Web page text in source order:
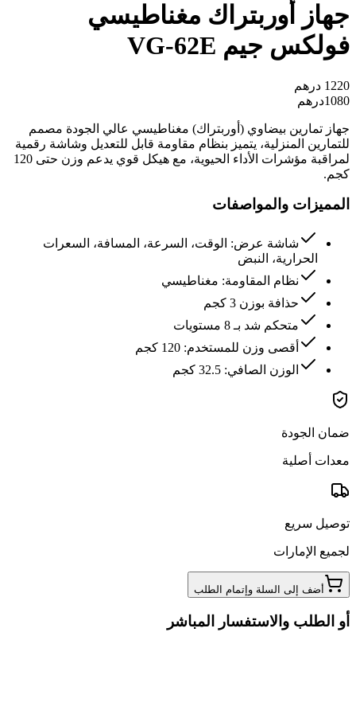
جهاز أوربتراك مغناطيسي
فولكس جيم VG-62E
1220 درهم
1080درهم
جهاز تمارين بيضاوي (أوربتراك) مغناطيسي عالي الجودة مصمم
للتمارين المنزلية، يتميز بنظام مقاومة قابل للتعديل وشاشة رقمية
لمراقبة مؤشرات الأداء الحيوية، مع هيكل قوي يدعم وزن حتى 120
كجم.
المميزات والمواصفات
شاشة عرض: الوقت، السرعة، المسافة، السعرات
الحرارية، النبض
نظام المقاومة: مغناطيسي
حذافة بوزن 3 كجم
متحكم شد بـ 8 مستويات
أقصى وزن للمستخدم: 120 كجم
الوزن الصافي: 32.5 كجم
ضمان الجودة
معدات أصلية
توصيل سريع
لجميع الإمارات
أضف إلى السلة وإتمام الطلب
أو الطلب والاستفسار المباشر